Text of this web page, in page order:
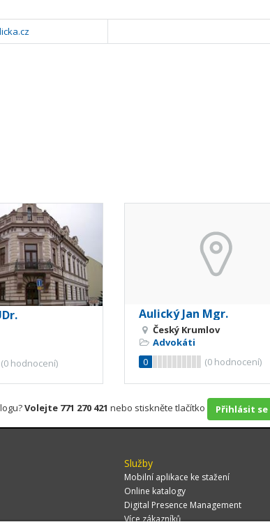
(0hodnocení)
Aulický Jan Mgr.
Český Krumlov
Advokáti
0
(0 hodnocení)
Volejte 771 270 421 nebo stiskněte tlačítko Přihlásit
Služby
Mobilní aplikace ke stažení
Online katalogy
Digital Presence Management
Více zákazníků